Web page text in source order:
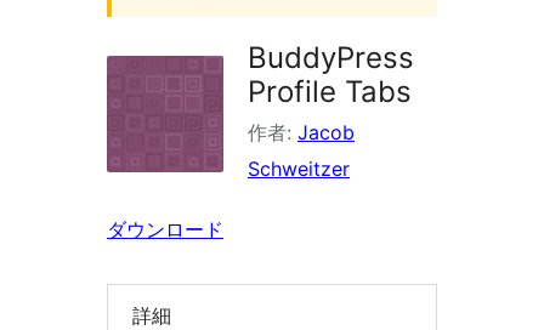
BuddyPress
Profile Tabs
作者: Jacob
Schweitzer
ダウンロード
詳細